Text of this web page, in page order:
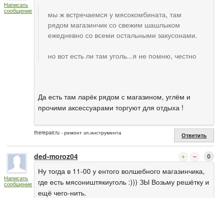
Написать
сообщение
мы ж встречаемся у мясокомбината, там
рядом магазинчик со свежим шашлыком
ежедневно со всеми остальными закусонами.
но вот есть ли там уголь...я не помню, честно
Да есть там ларёк рядом с магазином, углём и
прочими аксессуарами торгуют для отдыха !
therepair.ru - ремонт эл.инструмента Ответить
Написать
сообщение
ded-moroz04 0
Ну тогда в 11-00 у ентого волшебного магазинчика,
где есть мясоништякиуголь :))) ЗЫ Возьму решётку и
ещё чего-нить.